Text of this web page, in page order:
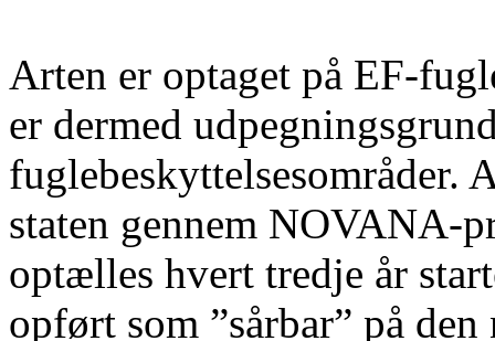
Arten er optaget på EF-
er dermed
fuglebeskyttelsesområder.
staten gennem NOVANA-
optælles hvert tredje år
opført som ”sårbar” på